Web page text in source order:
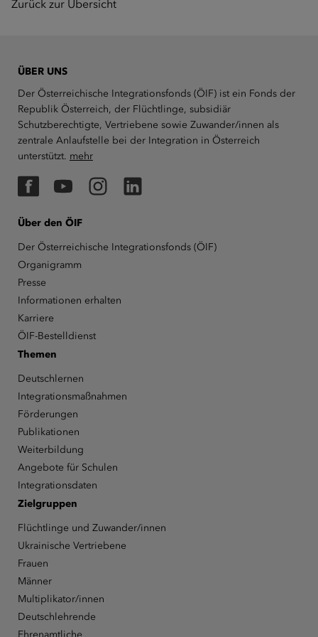
Zurück zur Übersicht
ÜBER UNS
Der Österreichische Integrationsfonds (ÖIF) ist ein Fonds der
Republik Österreich, der Flüchtlinge, subsidiär
Schutzberechtigte, Vertriebene sowie Zuwander/innen als
zentrale Anlaufstelle bei der Integration in Österreich
unterstützt. mehr
FacebookYouTubeInstagramLinkedIn
Über den ÖIF
Der Österreichische Integrationsfonds (ÖIF)
Organigramm
Presse
Informationen erhalten
Karriere
ÖIF-Bestelldienst
Themen
Deutschlernen
Integrationsmaßnahmen
Förderungen
Publikationen
Weiterbildung
Angebote für Schulen
Integrationsdaten
Zielgruppen
Flüchtlinge und Zuwander/innen
Ukrainische Vertriebene
Frauen
Männer
Multiplikator/innen
Deutschlehrende
Ehrenamtliche